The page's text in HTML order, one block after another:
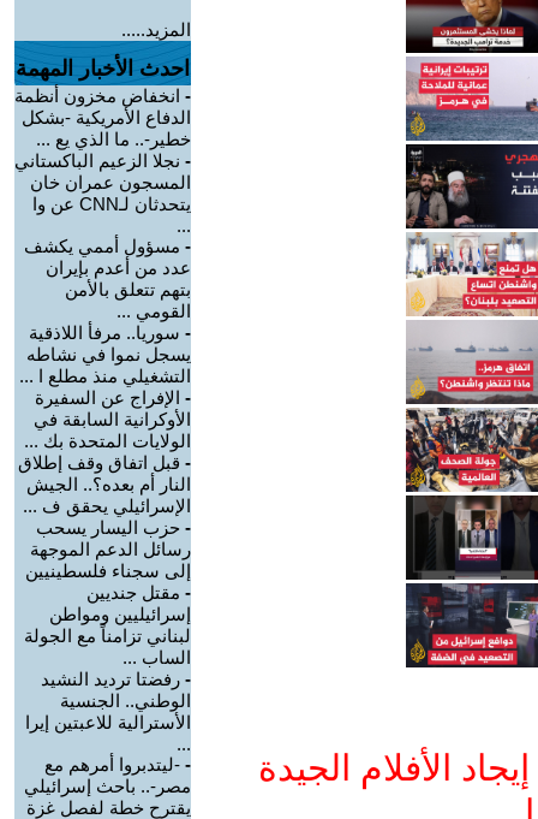
الأفلام الجيدة
المزيد.....
احدث الأخبار المهمة
- انخفاض مخزون أنظمة
الدفاع الأمريكية -بشكل
خطير-.. ما الذي يع ...
- نجلا الزعيم الباكستاني
المسجون عمران خان
يتحدثان لـCNN عن وا
...
- مسؤول أممي يكشف
عدد من أعدم بإيران
بتهم تتعلق بالأمن
القومي ...
- سوريا.. مرفأ اللاذقية
يسجل نموا في نشاطه
التشغيلي منذ مطلع ا ...
- الإفراج عن السفيرة
الأوكرانية السابقة في
الولايات المتحدة بك ...
- قبل اتفاق وقف إطلاق
النار أم بعده؟.. الجيش
الإسرائيلي يحقق ف ...
- حزب اليسار يسحب
رسائل الدعم الموجهة
إلى سجناء فلسطينيين
- مقتل جنديين
إسرائيليين ومواطن
لبناني تزامناً مع الجولة
الساب ...
- رفضتا ترديد النشيد
الوطني.. الجنسية
الأسترالية للاعبتين إيرا
...
- -ليتدبروا أمرهم مع
مصر-.. باحث إسرائيلي
يقترح خطة لفصل غزة